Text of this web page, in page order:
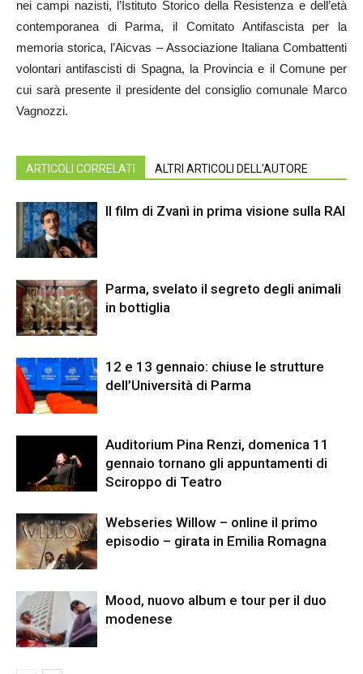
nei campi nazisti, l’Istituto Storico della Resistenza e dell’età
contemporanea di Parma, il Comitato Antifascista per la
memoria storica, l’Aicvas – Associazione Italiana Combattenti
volontari antifascisti di Spagna, la Provincia e il Comune per
cui sarà presente il presidente del consiglio comunale Marco
Vagnozzi.
ARTICOLI CORRELATI ALTRI ARTICOLI DELL'AUTORE
Il film di Zvanì in prima visione sulla RAI
Parma, svelato il segreto degli animali
in bottiglia
12 e 13 gennaio: chiuse le strutture
dell’Università di Parma
Auditorium Pina Renzi, domenica 11
gennaio tornano gli appuntamenti di
Sciroppo di Teatro
Webseries Willow – online il primo
episodio – girata in Emilia Romagna
Mood, nuovo album e tour per il duo
modenese